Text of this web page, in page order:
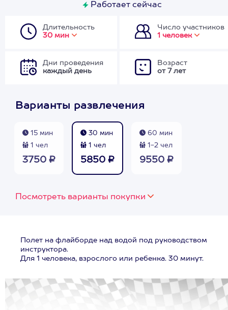
Работает сейчас
Длительность
30 мин
Число участников
1 человек
Дни проведения
каждый день
Возраст
от 7 лет
Варианты развлечения
15 мин
1 чел
3750 ₽
30 мин
1 чел
5850 ₽
60 мин
1-2 чел
9550 ₽
Посмотреть варианты покупки
Полет на флайборде над водой под руководством
инструктора.
Для 1 человека, взрослого или ребенка. 30 минут.